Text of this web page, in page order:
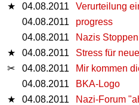
★ 04.08.2011
Verurteilung
04.08.2011
progress
04.08.2011
Nazis Stoppen
★ 04.08.2011
Stress für
✂ 04.08.2011
Mir kommen
04.08.2011
BKA-Logo
★ 04.08.2011
Nazi-Forum